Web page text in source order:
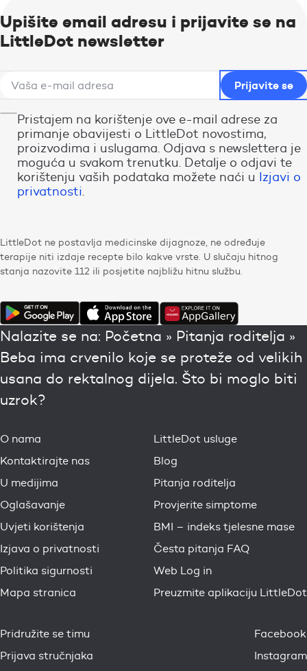
Upišite email adresu i prijavite se na
LittleDot newsletter
Pristajem na korištenje ove e-mail adrese za
primanje obavijesti o LittleDot novostima,
proizvodima i uslugama. Odjava s newslettera je
moguća u svakom trenutku. Detalje o odjavi te
korištenju vaših podataka možete naći u Izjavi o
privatnosti.
LittleDot ne postavlja medicinske dijagnoze, ne određuje
terapije niti izdaje recepte bilo kakve vrste. U slučaju hitnog
stanja nazovite 112 ili posjetite najbližu hitnu službu.
Nalazite se na: Početna » Pitanja roditelja »
Beba ima crvenilo koje se proteže od velikih
usana do rektalnog dijela. Što bi moglo biti
uzrok?
O nama
Kontaktirajte nas
U medijima
Oglašavanje
Uvjeti korištenja
Izjava o privatnosti
Politika sigurnosti
Mapa stranica
LittleDot usluge
Blog
Pitanja roditelja
Provjerite simptome
BMI – indeks tjelesne mase
Česta pitanja FAQ
Web Log in
Preuzmite aplikaciju LittleDot
Pridružite se timu
Prijava stručnjaka
Facebook
Instagram